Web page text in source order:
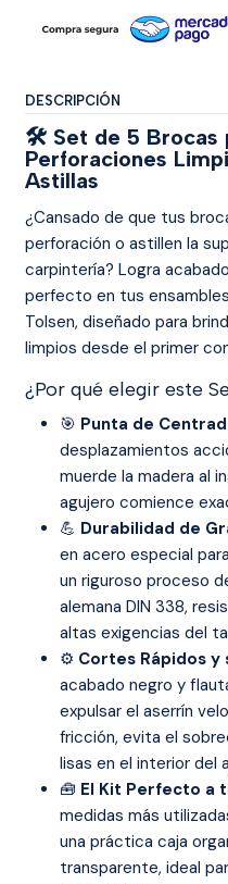
DESCRIPCIÓN
🛠️ Set de 5 Brocas
Perforaciones
Astillas
¿Cansado de que tus
perforación o astillen la
carpintería? Logra
perfecto en tus
Tolsen, diseñado para
limpios desde el primer
¿Por qué elegir este
🎯 Punta de
desplazamientos
muerde la madera al
agujero comience
💪 Durabilidad de
en acero especial
un riguroso proceso
alemana DIN 338,
altas exigencias del
⚙️ Cortes Rápidos y
acabado negro y
expulsar el aserrín
fricción, evita el
lisas en el interior del
🧰 El Kit Perfecto a
medidas más
una práctica caja
transparente, ideal